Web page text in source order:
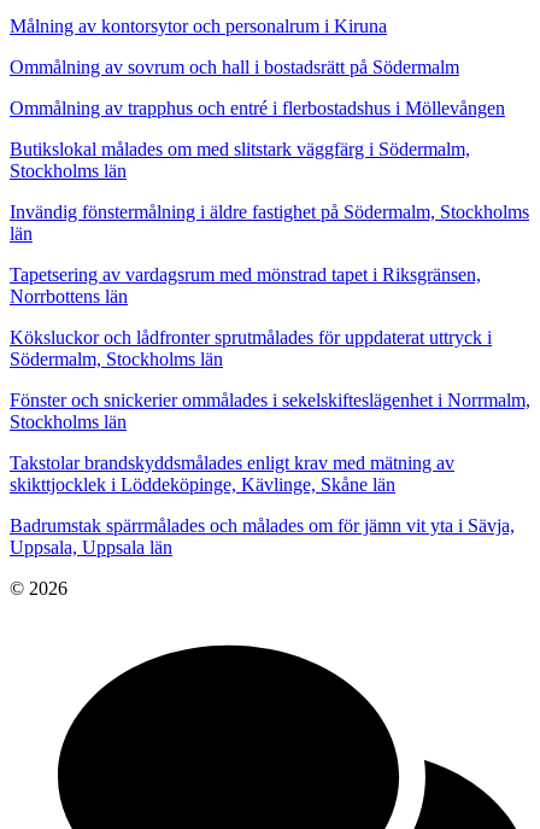
Målning av kontorsytor och personalrum i Kiruna
Ommålning av sovrum och hall i bostadsrätt på Södermalm
Ommålning av trapphus och entré i flerbostadshus i Möllevången
Butikslokal målades om med slitstark väggfärg i Södermalm,
Stockholms län
Invändig fönstermålning i äldre fastighet på Södermalm, Stockholms
län
Tapetsering av vardagsrum med mönstrad tapet i Riksgränsen,
Norrbottens län
Köksluckor och lådfronter sprutmålades för uppdaterat uttryck i
Södermalm, Stockholms län
Fönster och snickerier ommålades i sekelskifteslägenhet i Norrmalm,
Stockholms län
Takstolar brandskyddsmålades enligt krav med mätning av
skikttjocklek i Löddeköpinge, Kävlinge, Skåne län
Badrumstak spärrmålades och målades om för jämn vit yta i Sävja,
Uppsala, Uppsala län
© 2026